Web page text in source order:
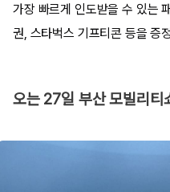
가장 빠르게 인도받을 수 있는
권, 스타벅스 기프티콘 등을 증
오는 27일 부산 모빌리티